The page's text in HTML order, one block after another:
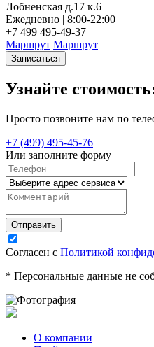
Лобненская д.17 к.6
Ежедневно | 8:00-22:00
+7 499 495-49-37
Маршрут Маршрут
Записаться
Узнайте
Просто позвоните нам по
+7 (499) 495-45-76
Или заполните форму
Согласен с Политикой
* Персональные данные не
О компании